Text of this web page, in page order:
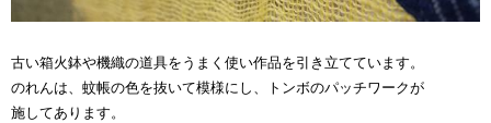
古い箱火鉢や機織の道具をうまく使い作品を引き立てています。
のれんは、蚊帳の色を抜いて模様にし、トンボのパッチワークが
施してあります。